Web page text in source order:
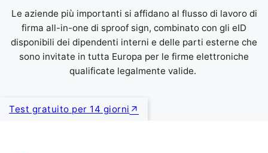
Le aziende più importanti si affidano al flusso di lavoro di
firma all-in-one di sproof sign, combinato con gli eID
disponibili dei dipendenti interni e delle parti esterne che
sono invitate in tutta Europa per le firme elettroniche
qualificate legalmente valide.
Test gratuito per 14 giorni